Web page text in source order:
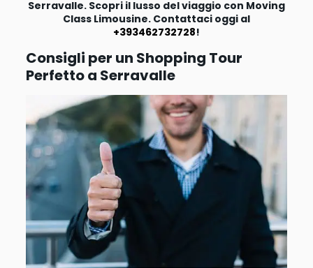
Serravalle. Scopri il lusso del viaggio con Moving
Class Limousine. Contattaci oggi al
+393462732728!
Consigli per un Shopping Tour
Perfetto a Serravalle